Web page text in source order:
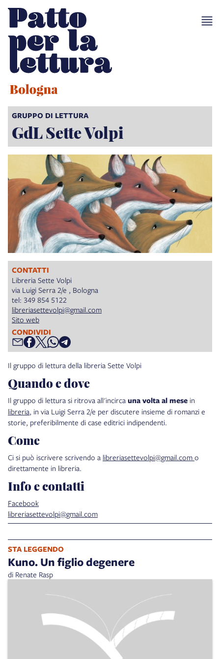
GRUPPO DI LETTURA
GdL Sette Volpi
CONTATTI
Libreria Sette Volpi
via Luigi Serra 2/e , Bologna
tel: 349 854 5122
libreriasettevolpi@gmail.com
Sito web
CONDIVIDI
Il gruppo di lettura della libreria Sette Volpi
Quando e dove
Il gruppo di lettura si ritrova all'incirca una volta al mese in
libreria, in via Luigi Serra 2/e per discutere insieme di romanzi e
storie, preferibilmente di case editrici indipendenti.
Come
Ci si può iscrivere scrivendo a libreriasettevolpi@gmail.com o
direttamente in libreria.
Info e contatti
Facebook
libreriasettevolpi@gmail.com
STA LEGGENDO
Kuno. Un figlio degenere
di Renate Rasp